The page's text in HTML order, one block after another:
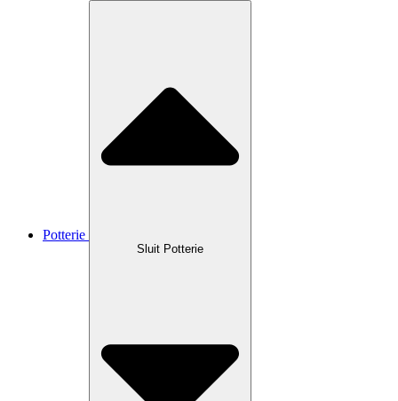
Potterie
Sluit Potterie